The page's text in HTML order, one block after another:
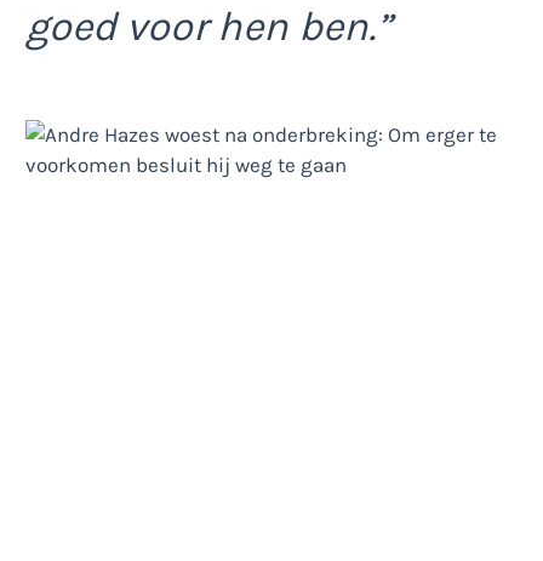
goed voor hen ben.”